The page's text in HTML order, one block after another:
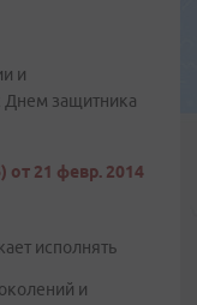
и
Днем защитника
21 февр. 2014
исполнять
и